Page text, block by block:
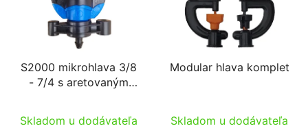
S2000 mikrohlava 3/8
- 7/4 s aretovaným
Skladom u dodávateľa
Modular hlava komplet
Skladom u dodávateľa